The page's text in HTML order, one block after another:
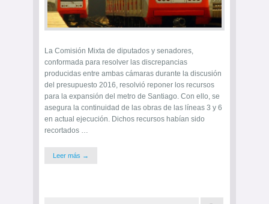
La Comisión Mixta de diputados y senadores,
conformada para resolver las discrepancias
producidas entre ambas cámaras durante la discusión
del presupuesto 2016, resolvió reponer los recursos
para la expansión del metro de Santiago. Con ello, se
asegura la continuidad de las obras de las líneas 3 y 6
en actual ejecución. Dichos recursos habían sido
recortados …
Leer más →